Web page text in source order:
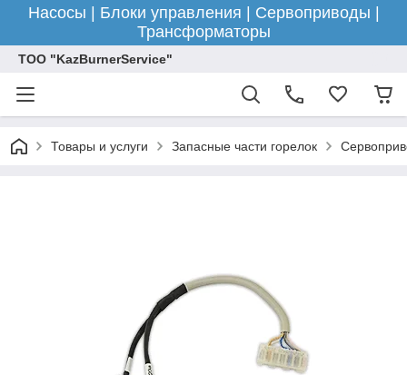
Насосы | Блоки управления | Сервоприводы |
Трансформаторы
ТОО "KazBurnerService"
Товары и услуги Запасные части горелок